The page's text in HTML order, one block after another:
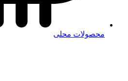
محصولات محلی